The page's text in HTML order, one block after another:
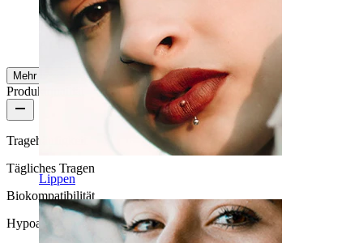
Lippen
P.Jende Verifizierter Kauf
AI-Übersetzung Original anzeigen
Mehr ansehen
Produktqualität
Tragehäufigkeit
Tägliches Tragen
Biokompatibilität
Hypoallergen